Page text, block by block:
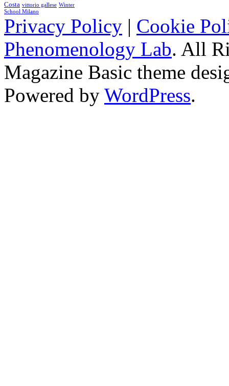
Costa vittorio gallese Winter
School Milano
Privacy Policy | Cookie
Phenomenology Lab. All
Magazine Basic theme
Powered by WordPress.